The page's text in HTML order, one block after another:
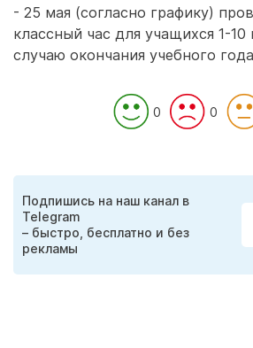
- 25 мая (согласно графику)
классный час для учащихся 1-10
случаю окончания учебного
0 0
Подпишись на наш канал в
Telegram
– быстро, бесплатно и без
рекламы